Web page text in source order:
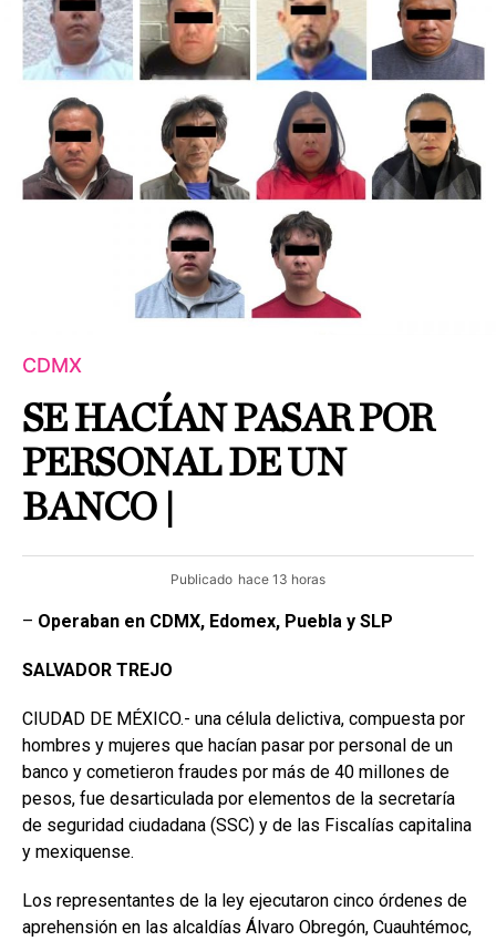
CDMX
SE HACÍAN PASAR POR
PERSONAL DE UN
BANCO |
Publicado hace 13 horas
– Operaban en CDMX, Edomex, Puebla y SLP
SALVADOR TREJO
CIUDAD DE MÉXICO.- una célula delictiva, compuesta por
hombres y mujeres que hacían pasar por personal de un
banco y cometieron fraudes por más de 40 millones de
pesos, fue desarticulada por elementos de la secretaría
de seguridad ciudadana (SSC) y de las Fiscalías capitalina
y mexiquense.
Los representantes de la ley ejecutaron cinco órdenes de
aprehensión en las alcaldías Álvaro Obregón, Cuauhtémoc,